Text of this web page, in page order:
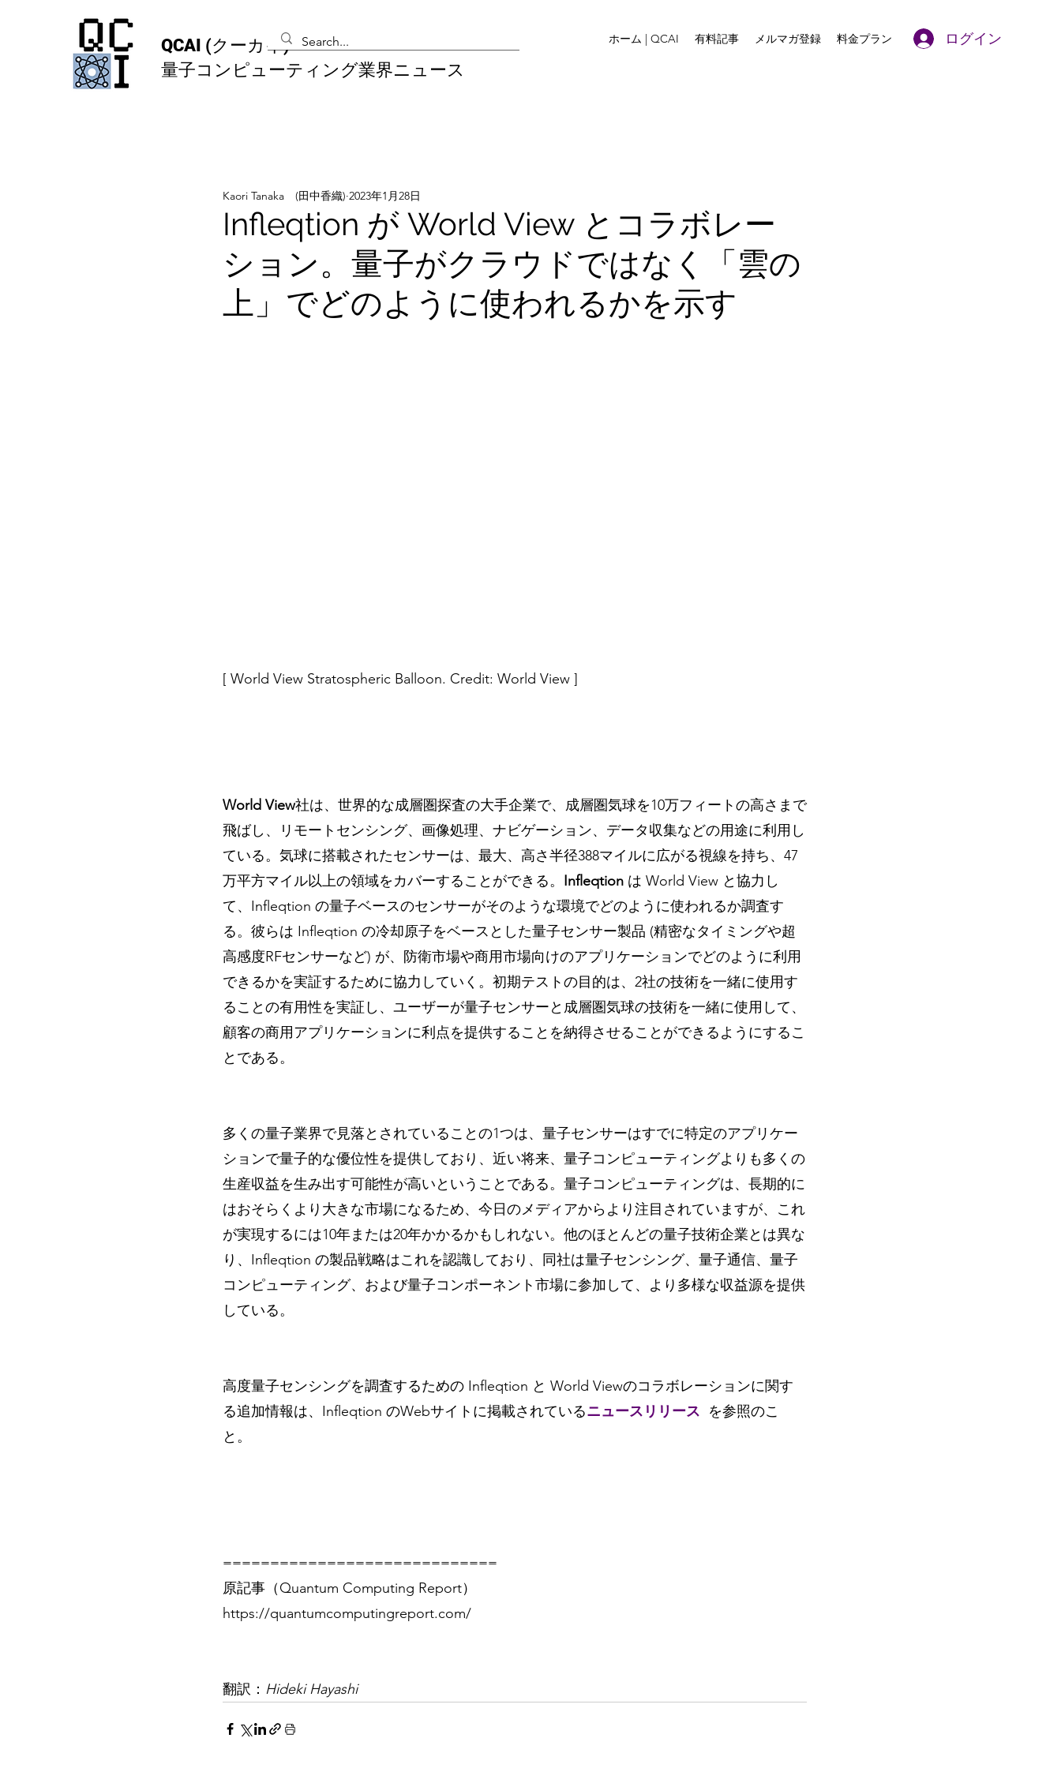
QCAI (クーカイ)
量子コンピューティング業界ニュース
ホーム | QCAI 有料記事 メルマガ登録 料金プラン ログイン
Infleqtion が World View とコラボレー
ション。量子がクラウドではなく「雲の
上」でどのように使われるかを示す
Kaori Tanaka (田中香織) 2023年1月28日
[ World View Stratospheric Balloon. Credit: World View ]
World View社は、世界的な成層圏探査の大手企業で、成層圏気球を10万フィートの高さまで
飛ばし、リモートセンシング、画像処理、ナビゲーション、データ収集などの用途に利用し
ている。気球に搭載されたセンサーは、最大、高さ半径388マイルに広がる視線を持ち、47
万平方マイル以上の領域をカバーすることができる。 Infleqtion は World View と協力し
て、Infleqtion の量子ベースのセンサーがそのような環境でどのように使われるか調査す
る。彼らは Infleqtion の冷却原子をベースとした量子センサー製品 (精密なタイミングや超
高感度RFセンサーなど) が、防衛市場や商用市場向けのアプリケーションでどのように利用
できるかを実証するために協力していく。初期テストの目的は、2社の技術を一緒に使用す
ることの有用性を実証し、ユーザーが量子センサーと成層圏気球の技術を一緒に使用して、
顧客の商用アプリケーションに利点を提供することを納得させることができるようにするこ
とである。
多くの量子業界で見落とされていることの1つは、量子センサーはすでに特定のアプリケー
ションで量子的な優位性を提供しており、近い将来、量子コンピューティングよりも多くの
生産収益を生み出す可能性が高いということである。量子コンピューティングは、長期的に
はおそらくより大きな市場になるため、今日のメディアからより注目されていますが、これ
が実現するには10年または20年かかるかもしれない。他のほとんどの量子技術企業とは異な
り、Infleqtion の製品戦略はこれを認識しており、同社は量子センシング、量子通信、量子
コンピューティング、および量子コンポーネント市場に参加して、より多様な収益源を提供
している。
高度量子センシングを調査するための Infleqtion と World Viewのコラボレーションに関す
る追加情報は、Infleqtion のWebサイトに掲載されているニュースリリース を参照のこ
と。
=============================
原記事（Quantum Computing Report）
https://quantumcomputingreport.com/
翻訳： Hideki Hayashi